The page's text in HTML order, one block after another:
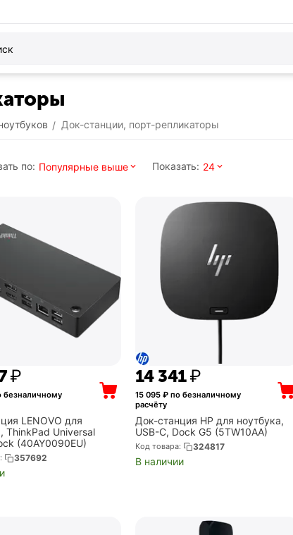
/ Док-станции, порт-репликаторы
по: Популярные выше Показать: 24
₽
безналичному
LENOVO для
ThinkPad Universal
(40AY0090EU)
357692
14 341₽
15 095₽ по безналичному
расчёту
Док-станция HP для ноутбука,
USB-C, Dock G5 (5TW10AA)
Код товара: 324817
В наличии